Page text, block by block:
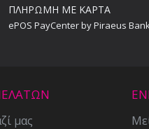
ΠΛΗΡΩΜΗ ΜΕ ΚΑΡΤΑ
ePOS PayCenter by Piraeus Bank
μας